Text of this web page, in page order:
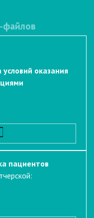
файлов
оказания
пациентов